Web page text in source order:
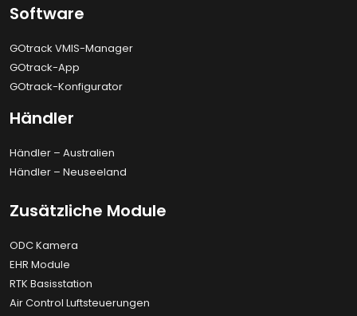
Software
GOtrack VMIS-Manager
GOtrack-App
GOtrack-Konfigurator
Händler
Händler – Australien
Händler – Neuseeland
Zusätzliche Module
ODC Kamera
EHR Module
RTK Basisstation
Air Control Luftsteuerungen